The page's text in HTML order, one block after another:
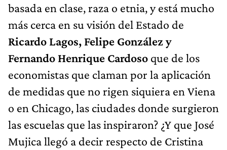
basada en clase, raza o etnia, y está mucho
más cerca en su visión del Estado de
Ricardo Lagos, Felipe González y
Fernando Henrique Cardoso que de los
economistas que claman por la aplicación
de medidas que no rigen siquiera en Viena
o en Chicago, las ciudades donde surgieron
las escuelas que las inspiraron? ¿Y que José
Mujica llegó a decir respecto de Cristina